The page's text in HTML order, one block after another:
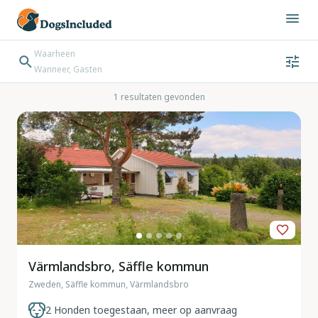
Waarheen
Wanneer, Gasten
Bestemming zoeken
Inchecken → Uitchecken1 resultaten gevonden
Värmlandsbro, Säffle kommun
Zweden, Säffle kommun, Värmlandsbro
2 Honden toegestaan, meer op aanvraag